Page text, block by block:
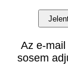
Az e-
sosem